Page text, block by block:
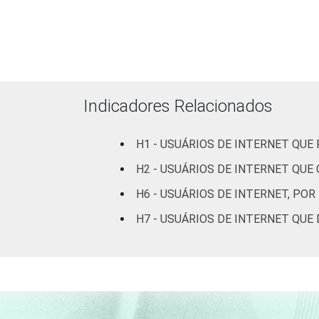
Renda Familiar
Indicadores Relacionados
H1 - USUÁRIOS DE INTERNET
H2 - USUÁRIOS DE INTERNET
H6 - USUÁRIOS DE INTERNET,
H7 - USUÁRIOS DE INTERNET